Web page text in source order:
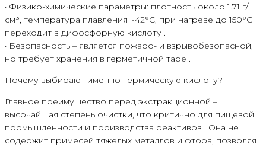
· Физико-химические параметры: плотность около 1.71 г/
см³, температура плавления ~42°C, при нагреве до 150°C
переходит в дифосфорную кислоту .
· Безопасность – является пожаро- и взрывобезопасной,
но требует хранения в герметичной таре .
Почему выбирают именно термическую кислоту?
Главное преимущество перед экстракционной –
высочайшая степень очистки, что критично для пищевой
промышленности и производства реактивов . Она не
содержит примесей тяжелых металлов и фтора, позволяя